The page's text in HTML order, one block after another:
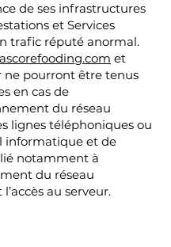
de ses infrastructures
et Services
trafic réputé anormal.
et
ne pourront être tenus
en cas de
du réseau
lignes téléphoniques ou
informatique et de
notamment à
du réseau
au serveur.